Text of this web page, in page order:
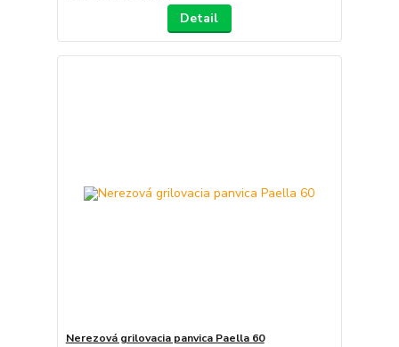
Detail
Nerezová grilovacia panvica Paella 60